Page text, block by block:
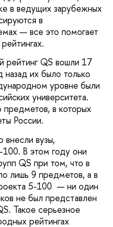
в ведущих зарубежных
в
— все это помогает
рейтинг QS вошли 17
назад их было только
уровне были
университета.
предметов, в которых
России.
внесли вузы,
В этом году они
QS при том, что в
лишь 9 предметов, а в
5-100 — ни один
не был представлен
Такое серьезное
рейтингах